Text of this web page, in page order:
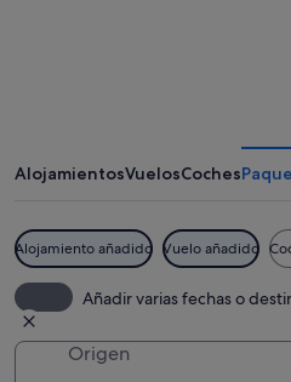
AlojamientosVuelosCoches
Alojamiento añadido Vuelo añadido
Añadir varias fechas o
Origen